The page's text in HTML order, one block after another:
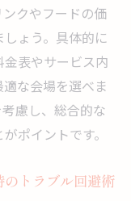
クやフードの価
ょう。具体的に
表やサービス内
な会場を選べま
慮し、総合的な
ポイントです。
トラブル回避術